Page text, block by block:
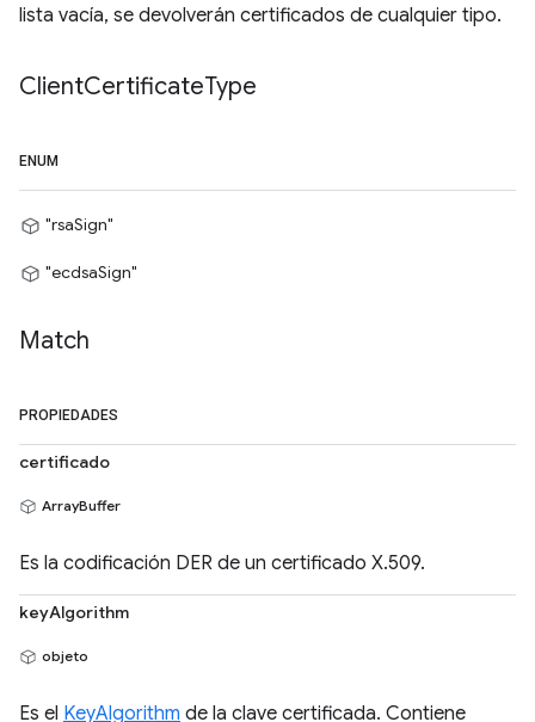
lista vacía, se devolverán certificados de cualquier tipo.
ClientCertificateType
ENUM
"rsaSign"
"ecdsaSign"
Match
PROPIEDADES
certificado
ArrayBuffer
Es la codificación DER de un certificado X.509.
keyAlgorithm
objeto
Es el KeyAlgorithm de la clave certificada. Contiene